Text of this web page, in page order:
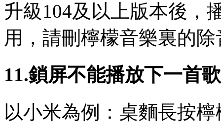
升級104及以上版本後，
用，請刪檸檬音樂裏的
11.鎖屏不能播放下一首
以小米為例：桌麵長按